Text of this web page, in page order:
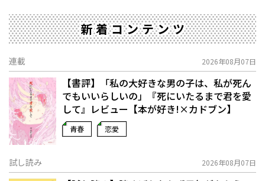
新着コンテンツ
連載 2026年08月07日
【書評】「私の大好きな男の子は、私が死ん
でもいいらしいの」――『死にいたるまで君を愛
して』レビュー【本が好き!×カドブン】
青春 恋愛
試し読み 2026年08月07日